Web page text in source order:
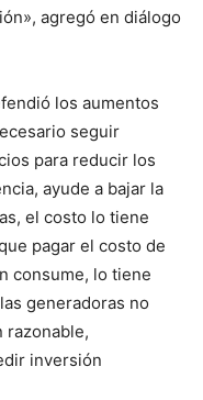
agregó en diálogo
los aumentos
seguir
para reducir los
ayude a bajar la
el costo lo tiene
pagar el costo de
consume, lo tiene
generadoras no
razonable,
inversión